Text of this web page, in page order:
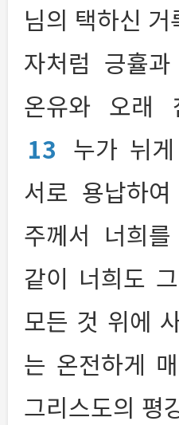
님의 택하신
자처럼 긍휼
온유와 오래
13 누가 뉘
서로 용납하
주께서 너희
같이 너희도
모든 것 위에
는 온전하게
그리스도의 평